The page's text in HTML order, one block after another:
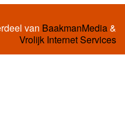
van BaakmanMedia&
Vrolijk Internet Services